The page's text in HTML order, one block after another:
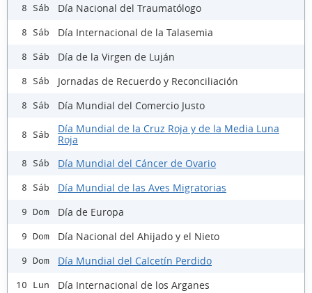
8 Sáb Día Nacional del Traumatólogo
8 Sáb Día Internacional de la Talasemia
8 Sáb Día de la Virgen de Luján
8 Sáb Jornadas de Recuerdo y Reconciliación
8 Sáb Día Mundial del Comercio Justo
8 Sáb
Día Mundial de la Cruz Roja y de la Media Luna
Roja
8 Sáb Día Mundial del Cáncer de Ovario
8 Sáb Día Mundial de las Aves Migratorias
9 Dom Día de Europa
9 Dom Día Nacional del Ahijado y el Nieto
9 Dom Día Mundial del Calcetín Perdido
10 Lun Día Internacional de los Arganes